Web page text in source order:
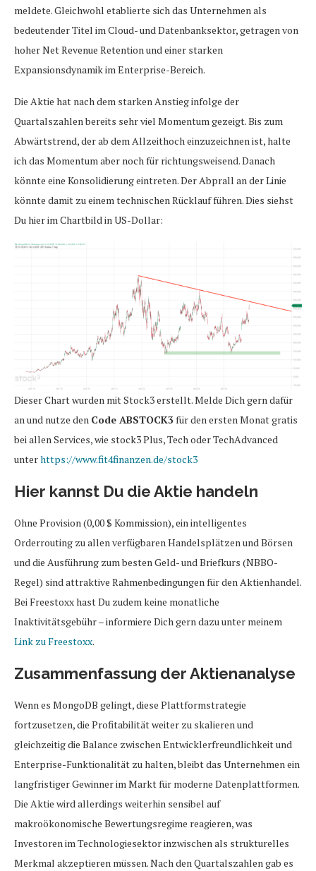
meldete. Gleichwohl etablierte sich das Unternehmen als
bedeutender Titel im Cloud- und Datenbanksektor, getragen von
hoher Net Revenue Retention und einer starken
Expansionsdynamik im Enterprise-Bereich.
Die Aktie hat nach dem starken Anstieg infolge der
Quartalszahlen bereits sehr viel Momentum gezeigt. Bis zum
Abwärtstrend, der ab dem Allzeithoch einzuzeichnen ist, halte
ich das Momentum aber noch für richtungsweisend. Danach
könnte eine Konsolidierung eintreten. Der Abprall an der Linie
könnte damit zu einem technischen Rücklauf führen. Dies siehst
Du hier im Chartbild in US-Dollar:
Dieser Chart wurden mit Stock3 erstellt. Melde Dich gern dafür
an und nutze den Code ABSTOCK3für den ersten Monat gratis
bei allen Services, wie stock3 Plus, Tech oder TechAdvanced
unterhttps://www.fit4finanzen.de/stock3
Hier kannst Du die Aktie handeln
Ohne Provision (0,00 $ Kommission), ein intelligentes
Orderrouting zu allen verfügbaren Handelsplätzen und Börsen
und die Ausführung zum besten Geld- und Briefkurs (NBBO-
Regel) sind attraktive Rahmenbedingungen für den Aktienhandel.
Bei Freestoxx hast Du zudem keine monatliche
Inaktivitätsgebühr – informiere Dich gern dazu unter meinem
Link zu Freestoxx.
Zusammenfassung der Aktienanalyse
Wenn es MongoDB gelingt, diese Plattformstrategie
fortzusetzen, die Profitabilität weiter zu skalieren und
gleichzeitig die Balance zwischen Entwicklerfreundlichkeit und
Enterprise-Funktionalität zu halten, bleibt das Unternehmen ein
langfristiger Gewinner im Markt für moderne Datenplattformen.
Die Aktie wird allerdings weiterhin sensibel auf
makroökonomische Bewertungsregime reagieren, was
Investoren im Technologiesektor inzwischen als strukturelles
Merkmal akzeptieren müssen. Nach den Quartalszahlen gab es